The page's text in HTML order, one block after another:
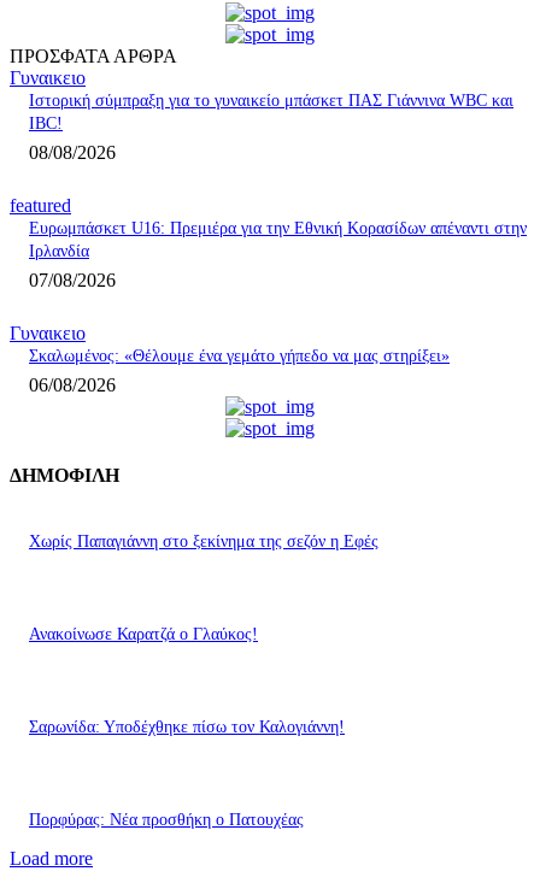
ΠΡΟΣΦΑΤΑ ΑΡΘΡΑ
Γυναικειο
Ιστορική σύμπραξη για το γυναικείο μπάσκετ ΠΑΣ Γιάννινα WBC και
IBC!
08/08/2026
featured
Ευρωμπάσκετ U16: Πρεμιέρα για την Εθνική Κορασίδων απέναντι στην
Ιρλανδία
07/08/2026
Γυναικειο
Σκαλωμένος: «Θέλουμε ένα γεμάτο γήπεδο να μας στηρίξει»
06/08/2026
ΔΗΜΟΦΙΛΗ
Χωρίς Παπαγιάννη στο ξεκίνημα της σεζόν η Εφές
Ανακοίνωσε Καρατζά ο Γλαύκος!
Σαρωνίδα: Υποδέχθηκε πίσω τον Καλογιάννη!
Πορφύρας: Νέα προσθήκη ο Πατουχέας
Load more